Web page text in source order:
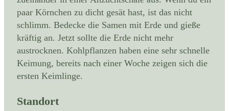
paar Körnchen zu dicht gesät hast, ist das nicht
schlimm. Bedecke die Samen mit Erde und gieße
kräftig an. Jetzt sollte die Erde nicht mehr
austrocknen. Kohlpflanzen haben eine sehr schnelle
Keimung, bereits nach einer Woche zeigen sich die
ersten Keimlinge.
Standort